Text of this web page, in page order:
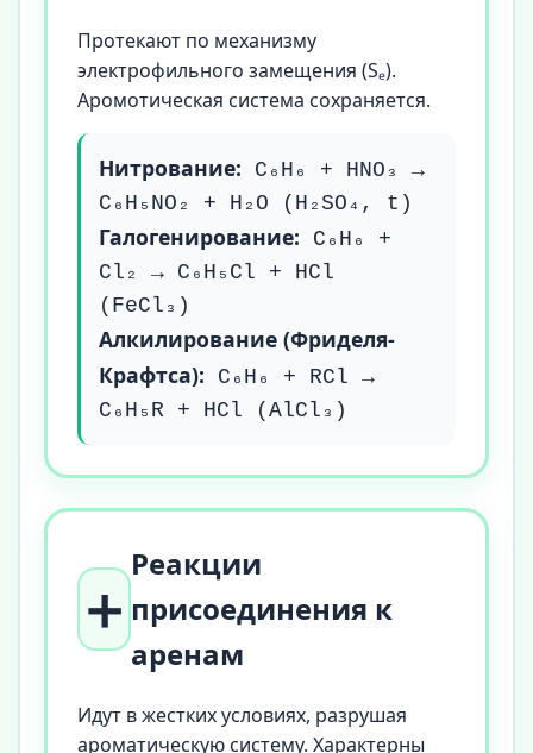
Протекают по механизму
электрофильного замещения (Sₑ).
Аромотическая система сохраняется.
Нитрование: C₆H₆ + HNO₃ →
C₆H₅NO₂ + H₂O (H₂SO₄, t)
Галогенирование: C₆H₆ +
Cl₂ → C₆H₅Cl + HCl
(FeCl₃)
Алкилирование (Фриделя-
Крафтса): C₆H₆ + RCl →
C₆H₅R + HCl (AlCl₃)
➕
Реакции
присоединения к
аренам
Идут в жестких условиях, разрушая
ароматическую систему. Характерны